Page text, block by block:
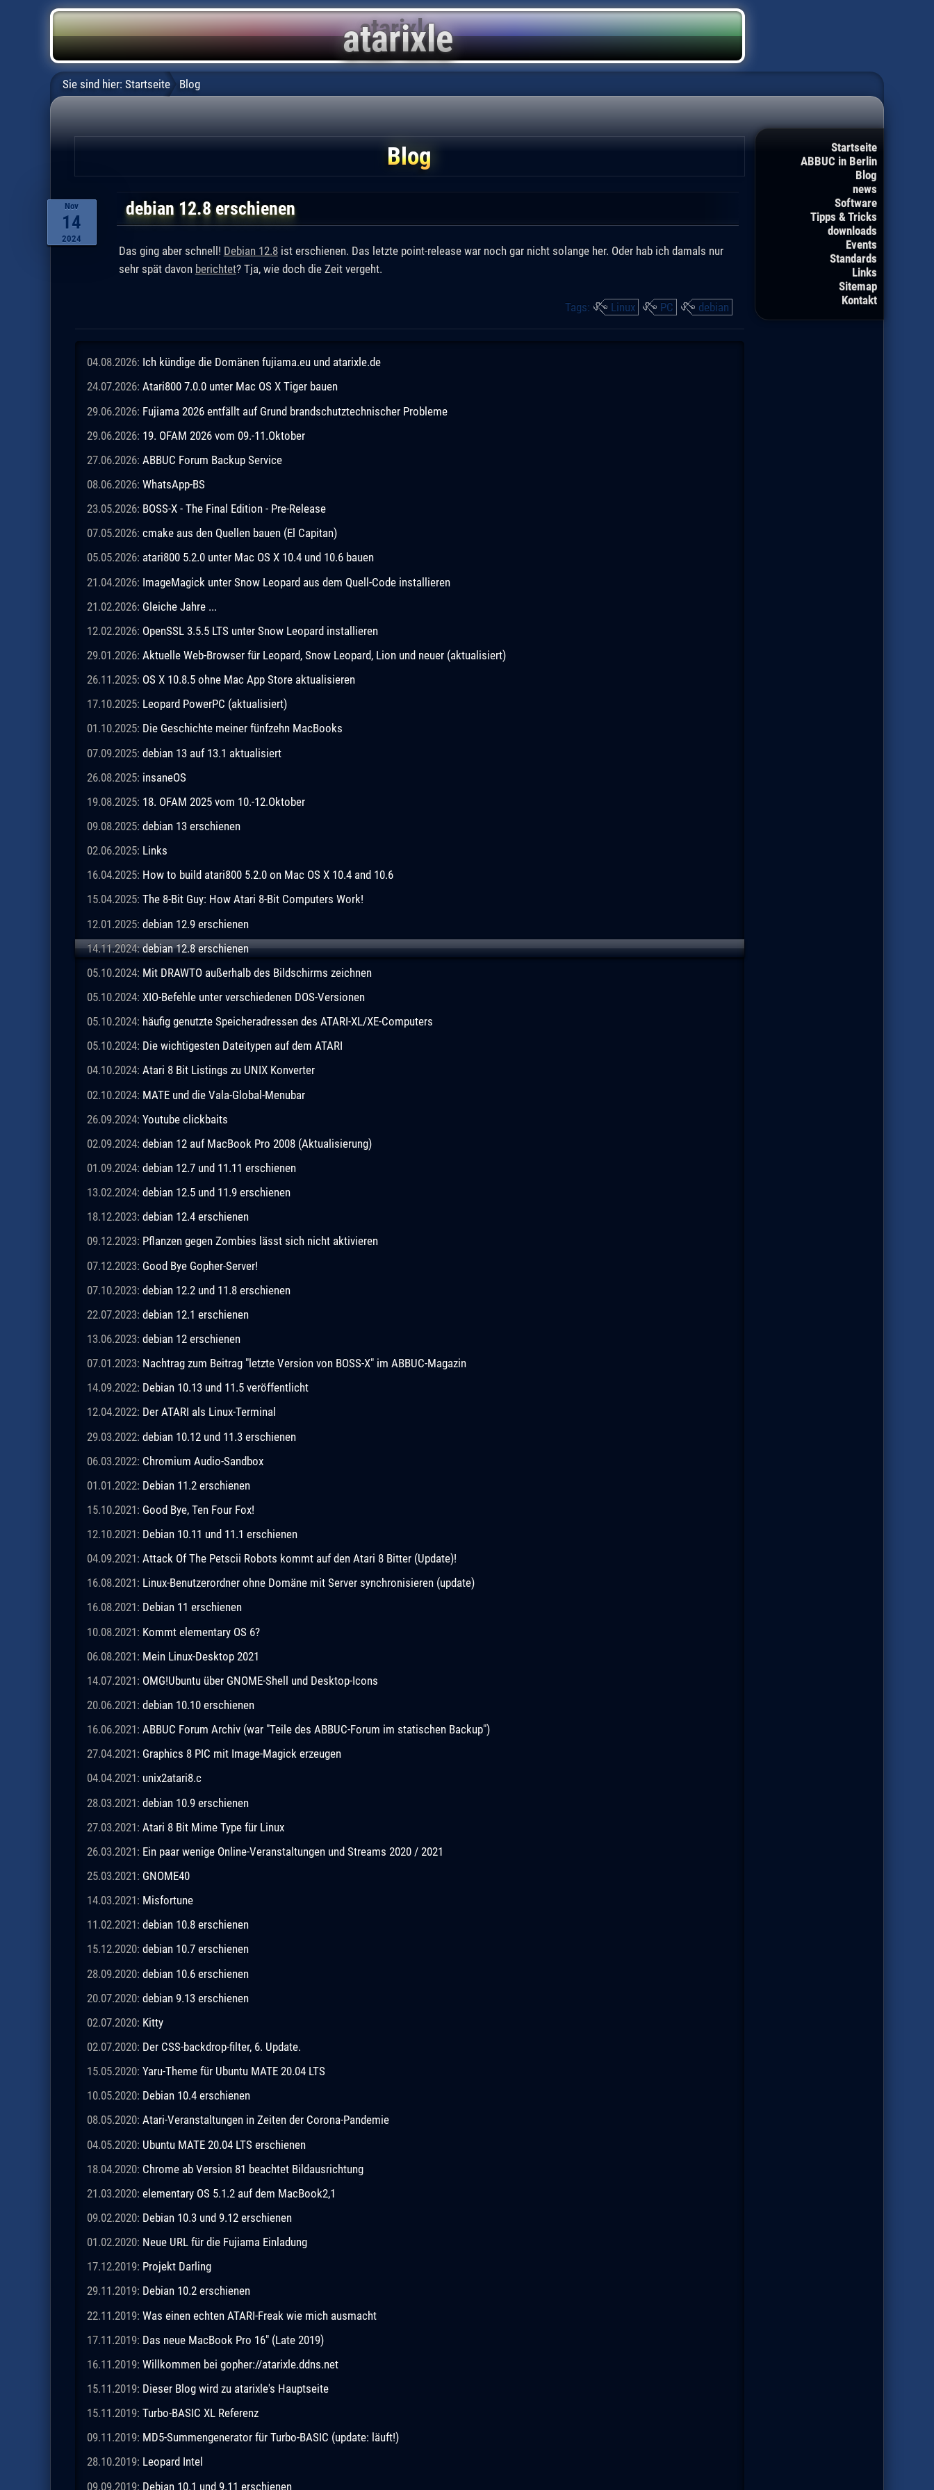
Startseite
ABBUC in Berlin
Blog
news
Software
Tipps & Tricks
downloads
Events
Standards
Links
Sitemap
Kontakt
Sie sind hier: Startseite Blog
Blog
Nov
14
2024
debian 12.8 erschienen
Das ging aber schnell! Debian 12.8ist erschienen. Das letzte point-release war noch gar nicht solange her. Oder hab ich damals nur
sehr spät davon berichtet? Tja, wie doch die Zeit vergeht.
Tags: Linux PC debian
04.08.2026: Ich kündige die Domänen fujiama.eu und atarixle.de
24.07.2026: Atari800 7.0.0 unter Mac OS X Tiger bauen
29.06.2026: Fujiama 2026 entfällt auf Grund brandschutztechnischer Probleme
29.06.2026: 19. OFAM 2026 vom 09.-11.Oktober
27.06.2026: ABBUC Forum Backup Service
08.06.2026: WhatsApp-BS
23.05.2026: BOSS-X - The Final Edition - Pre-Release
07.05.2026: cmake aus den Quellen bauen (El Capitan)
05.05.2026: atari800 5.2.0 unter Mac OS X 10.4 und 10.6 bauen
21.04.2026: ImageMagick unter Snow Leopard aus dem Quell-Code installieren
21.02.2026: Gleiche Jahre ...
12.02.2026: OpenSSL 3.5.5 LTS unter Snow Leopard installieren
29.01.2026: Aktuelle Web-Browser für Leopard, Snow Leopard, Lion und neuer (aktualisiert)
26.11.2025: OS X 10.8.5 ohne Mac App Store aktualisieren
17.10.2025: Leopard PowerPC (aktualisiert)
01.10.2025: Die Geschichte meiner fünfzehn MacBooks
07.09.2025: debian 13 auf 13.1 aktualisiert
26.08.2025: insaneOS
19.08.2025: 18. OFAM 2025 vom 10.-12.Oktober
09.08.2025: debian 13 erschienen
02.06.2025: Links
16.04.2025: How to build atari800 5.2.0 on Mac OS X 10.4 and 10.6
15.04.2025: The 8-Bit Guy: How Atari 8-Bit Computers Work!
12.01.2025: debian 12.9 erschienen
14.11.2024:debian 12.8 erschienen
05.10.2024: Mit DRAWTO außerhalb des Bildschirms zeichnen
05.10.2024: XIO-Befehle unter verschiedenen DOS-Versionen
05.10.2024: häufig genutzte Speicheradressen des ATARI-XL/XE-Computers
05.10.2024: Die wichtigesten Dateitypen auf dem ATARI
04.10.2024: Atari 8 Bit Listings zu UNIX Konverter
02.10.2024: MATE und die Vala-Global-Menubar
26.09.2024: Youtube clickbaits
02.09.2024: debian 12 auf MacBook Pro 2008 (Aktualisierung)
01.09.2024: debian 12.7 und 11.11 erschienen
13.02.2024: debian 12.5 und 11.9 erschienen
18.12.2023: debian 12.4 erschienen
09.12.2023: Pflanzen gegen Zombies lässt sich nicht aktivieren
07.12.2023: Good Bye Gopher-Server!
07.10.2023: debian 12.2 und 11.8 erschienen
22.07.2023: debian 12.1 erschienen
13.06.2023: debian 12 erschienen
07.01.2023: Nachtrag zum Beitrag "letzte Version von BOSS-X" im ABBUC-Magazin
14.09.2022: Debian 10.13 und 11.5 veröffentlicht
12.04.2022: Der ATARI als Linux-Terminal
29.03.2022: debian 10.12 und 11.3 erschienen
06.03.2022: Chromium Audio-Sandbox
01.01.2022: Debian 11.2 erschienen
15.10.2021: Good Bye, Ten Four Fox!
12.10.2021: Debian 10.11 und 11.1 erschienen
04.09.2021: Attack Of The Petscii Robots kommt auf den Atari 8 Bitter (Update)!
16.08.2021: Linux-Benutzerordner ohne Domäne mit Server synchronisieren (update)
16.08.2021: Debian 11 erschienen
10.08.2021: Kommt elementary OS 6?
06.08.2021: Mein Linux-Desktop 2021
14.07.2021: OMG!Ubuntu über GNOME-Shell und Desktop-Icons
20.06.2021: debian 10.10 erschienen
16.06.2021: ABBUC Forum Archiv (war "Teile des ABBUC-Forum im statischen Backup")
27.04.2021: Graphics 8 PIC mit Image-Magick erzeugen
04.04.2021: unix2atari8.c
28.03.2021: debian 10.9 erschienen
27.03.2021: Atari 8 Bit Mime Type für Linux
26.03.2021: Ein paar wenige Online-Veranstaltungen und Streams 2020 / 2021
25.03.2021: GNOME40
14.03.2021: Misfortune
11.02.2021: debian 10.8 erschienen
15.12.2020: debian 10.7 erschienen
28.09.2020: debian 10.6 erschienen
20.07.2020: debian 9.13 erschienen
02.07.2020: Kitty
02.07.2020: Der CSS-backdrop-filter, 6. Update.
15.05.2020: Yaru-Theme für Ubuntu MATE 20.04 LTS
10.05.2020: Debian 10.4 erschienen
08.05.2020: Atari-Veranstaltungen in Zeiten der Corona-Pandemie
04.05.2020: Ubuntu MATE 20.04 LTS erschienen
18.04.2020: Chrome ab Version 81 beachtet Bildausrichtung
21.03.2020: elementary OS 5.1.2 auf dem MacBook2,1
09.02.2020: Debian 10.3 und 9.12 erschienen
01.02.2020: Neue URL für die Fujiama Einladung
17.12.2019: Projekt Darling
29.11.2019: Debian 10.2 erschienen
22.11.2019: Was einen echten ATARI-Freak wie mich ausmacht
17.11.2019: Das neue MacBook Pro 16" (Late 2019)
16.11.2019: Willkommen bei gopher://atarixle.ddns.net
15.11.2019: Dieser Blog wird zu atarixle's Hauptseite
15.11.2019: Turbo-BASIC XL Referenz
09.11.2019: MD5-Summengenerator für Turbo-BASIC (update: läuft!)
28.10.2019: Leopard Intel
09.09.2019: Debian 10.1 und 9.11 erschienen